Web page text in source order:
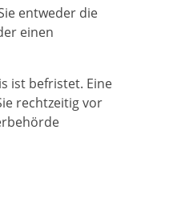
entweder die
einen
ist befristet. Eine
rechtzeitig vor